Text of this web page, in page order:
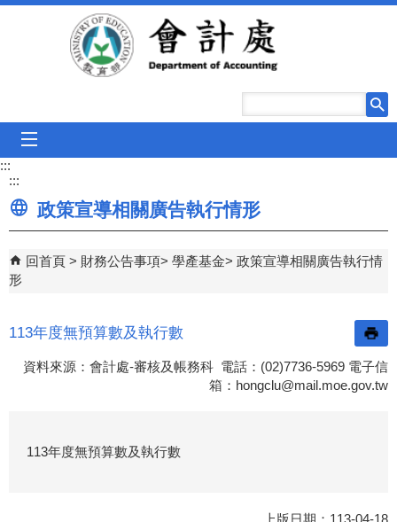
跳到主要內容區塊
:::
:::
政策宣導相關廣告執行情形
回首頁 財務公告事項 學產基金
政策宣導相關廣告執行情
形
113年度無預算數及執行數
資料來源：會計處-審核及帳務科 電話：(02)7736-5969 電子信
箱： hongclu@mail.moe.gov.tw
113年度無預算數及執行數
上版日期：113-04-18